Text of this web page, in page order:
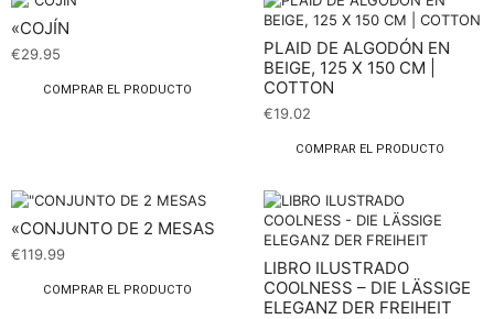
«COJÍN
€29.95
COMPRAR EL PRODUCTO
PLAID DE ALGODÓN EN
BEIGE, 125 X 150 CM |
COTTON
€19.02
COMPRAR EL PRODUCTO
«CONJUNTO DE 2 MESAS
€119.99
COMPRAR EL PRODUCTO
LIBRO ILUSTRADO
COOLNESS – DIE LÄSSIGE
ELEGANZ DER FREIHEIT